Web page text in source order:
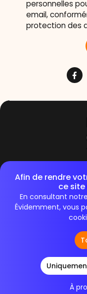
personnelles
email,
protection des
36/40 rue de
E-mail :
©
Termes et
Afin de rendre
ce
En consultant
Évidemment, vous
À